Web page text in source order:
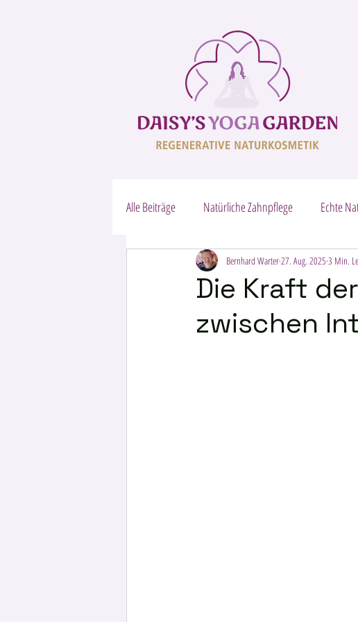
Alle Beiträge Natürliche Zahnpflege Echte
VITAL-ENERGIE – reine Pflanzenkraft Intime
Die Kraft
zwischen
Bernhard Warter27. Aug. 2025 3 Min.